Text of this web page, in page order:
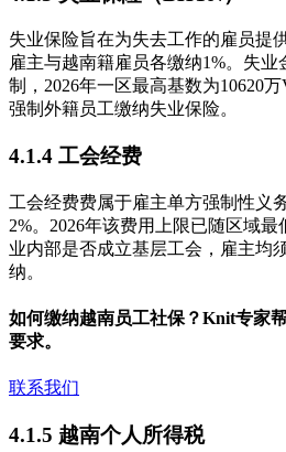
失业保险旨在为失去工作的雇员提
雇主与越南籍雇员各缴纳1%。失
制，2026年一区最高基数为10620
强制外籍员工缴纳失业保险。
4.1.4 工会经费
工会经费费属于雇主单方强制性义
2%。2026年该费用上限已随区域
业内部是否成立基层工会，雇主均
纳。
如何缴纳越南员工社保？Knit专家
要求。
联系我们
4.1.5 越南个人所得税